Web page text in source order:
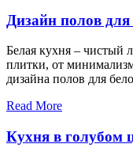
Дизайн полов
Белая кухня – чистый
плитки, от
дизайна полов для
Read More
Кухня в голубом